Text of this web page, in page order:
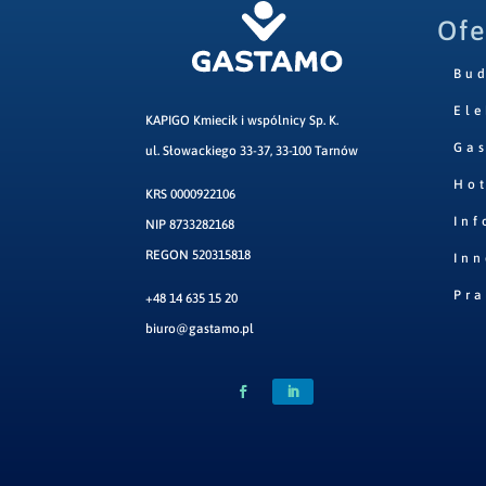
KAPIGO Kmiecik i wspólnicy Sp. K.
ul. Słowackiego 33-37, 33-100 Tarnów
KRS 0000922106
NIP 8733282168
REGON 520315818
+48 14 635 15 20
biuro@gastamo.pl